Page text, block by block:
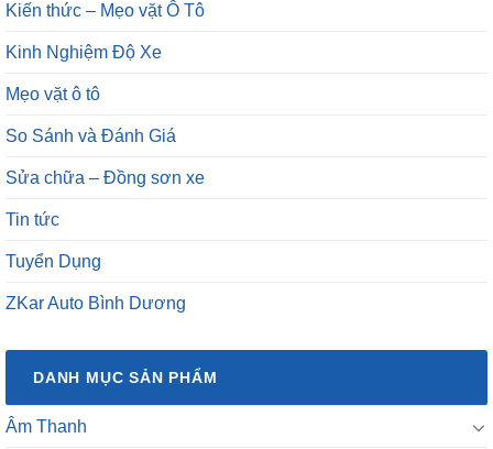
Kiến thức – Mẹo vặt Ô Tô
Kinh Nghiệm Độ Xe
Mẹo vặt ô tô
So Sánh và Đánh Giá
Sửa chữa – Đồng sơn xe
Tin tức
Tuyển Dụng
ZKar Auto Bình Dương
DANH MỤC SẢN PHẨM
Âm Thanh